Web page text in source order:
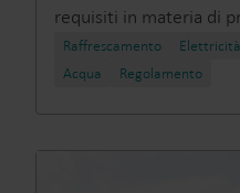
requisiti in materia di
Raffrescamento Elettricità
Acqua
Regolamento